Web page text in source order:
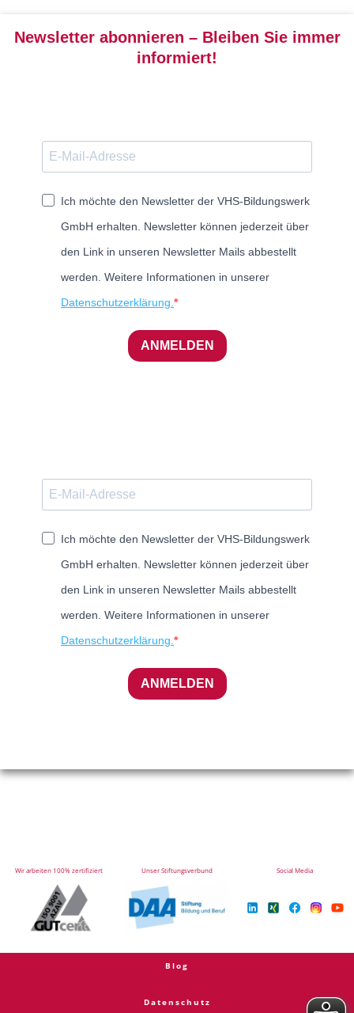
Newsletter abonnieren – Bleiben Sie immer
informiert!
Ich möchte den Newsletter der VHS-Bildungswerk
GmbH erhalten. Newsletter können jederzeit über
den Link in unseren Newsletter Mails abbestellt
werden. Weitere Informationen in unserer
Datenschutzerklärung.
ANMELDEN
Ich möchte den Newsletter der VHS-Bildungswerk
GmbH erhalten. Newsletter können jederzeit über
den Link in unseren Newsletter Mails abbestellt
werden. Weitere Informationen in unserer
Datenschutzerklärung.
ANMELDEN
Wir arbeiten 100% zertifiziert Unser Stiftungsverbund Social Media
Blog
Datenschutz